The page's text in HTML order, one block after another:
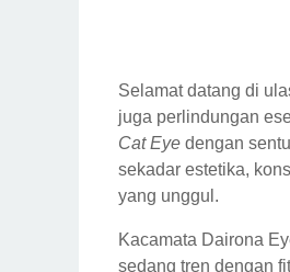
Selamat datang di
juga perlindungan
Cat Eye dengan
sekadar estetika,
yang unggul.
Kacamata Dairona
sedang tren dengan